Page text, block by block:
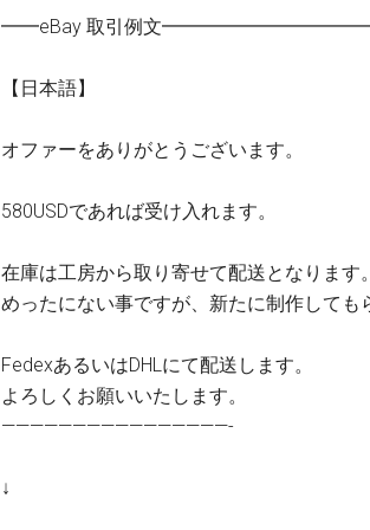
━━eBay 取引例文
【日本語】
オファーをありがとうございます。
580USDであれば受け入れます。
在庫は工房から取り寄せて配送となります。
めったにない事ですが、新たに制作しても
FedexあるいはDHLにて配送します。
よろしくお願いいたします。
————————————————-
↓